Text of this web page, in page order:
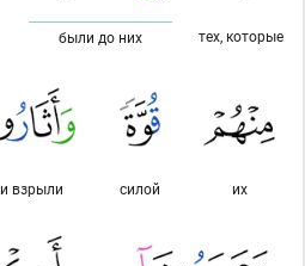
тех, которые
были до них
их
силой
и взрыли